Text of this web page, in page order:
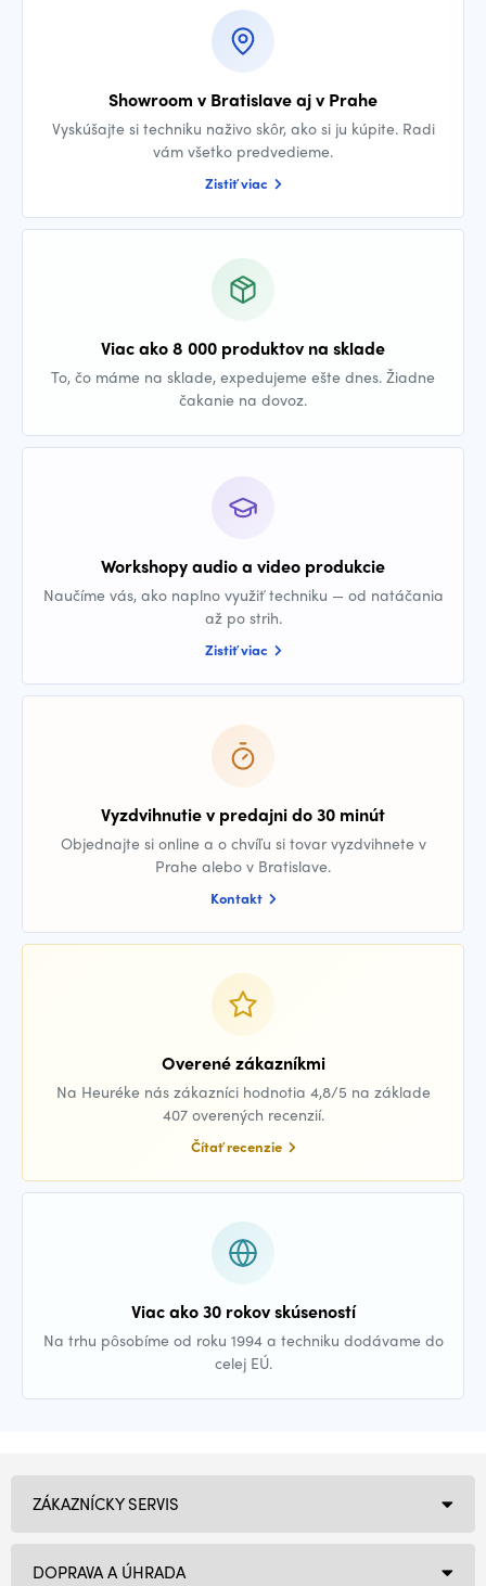
Showroom v Bratislave aj v Prahe
Vyskúšajte si techniku naživo skôr, ako si ju kúpite. Radi
vám všetko predvedieme.
Zistiť viac
Viac ako 8 000 produktov na sklade
To, čo máme na sklade, expedujeme ešte dnes. Žiadne
čakanie na dovoz.
Workshopy audio a video produkcie
Naučíme vás, ako naplno využiť techniku — od natáčania
až po strih.
Zistiť viac
Vyzdvihnutie v predajni do 30 minút
Objednajte si online a o chvíľu si tovar vyzdvihnete v
Prahe alebo v Bratislave.
Kontakt
Overené zákazníkmi
Na Heuréke nás zákazníci hodnotia 4,8/5 na základe
407 overených recenzií.
Čítať recenzie
Viac ako 30 rokov skúseností
Na trhu pôsobíme od roku 1994 a techniku dodávame do
celej EÚ.
ZÁKAZNÍCKY SERVIS
DOPRAVA A ÚHRADA